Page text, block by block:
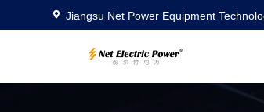
Jiangsu Net Power Equipment